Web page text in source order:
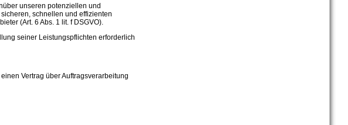
unseren potenziellen und
schnellen und effizienten
(Art. 6 Abs. 1 lit. f DSGVO).
seiner Leistungspflichten erforderlich
Vertrag über Auftragsverarbeitung